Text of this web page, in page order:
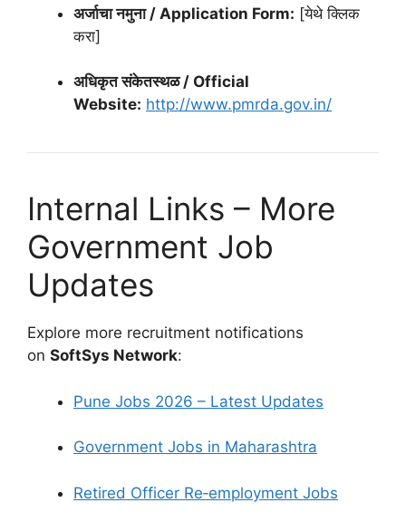
अर्जाचा नमुना / Application Form: [येथे क्लिक
करा]
अधिकृत संकेतस्थळ / Official
Website: http://www.pmrda.gov.in/
Internal Links – More
Government Job
Updates
Explore more recruitment notifications
on SoftSys Network:
Pune Jobs 2026 – Latest Updates
Government Jobs in Maharashtra
Retired Officer Re‑employment Jobs